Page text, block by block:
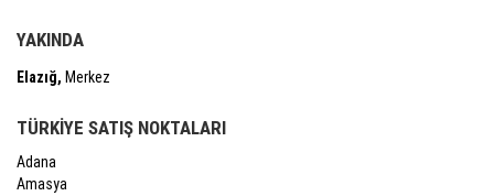
YAKINDA
Elazığ, Merkez
TÜRKİYE SATIŞ NOKTALARI
Adana
Amasya